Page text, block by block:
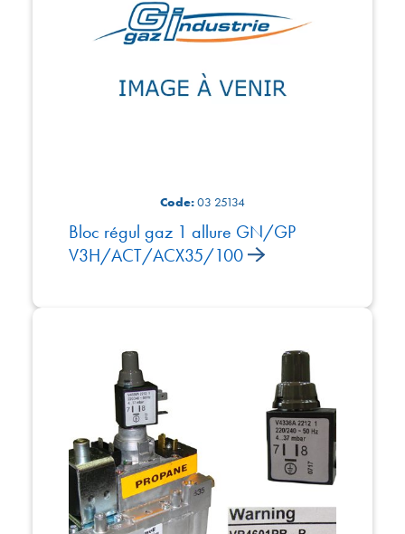
Code:03 25134
Bloc régul gaz 1 allure GN/GP
V3H/ACT/ACX35/100